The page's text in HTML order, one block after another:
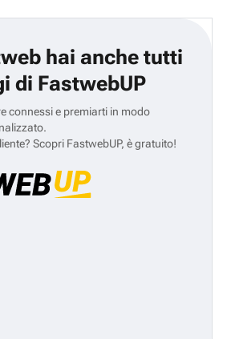
hai anche tutti
di FastwebUP
connessi e premiarti in modo
Scopri FastwebUP, è gratuito!